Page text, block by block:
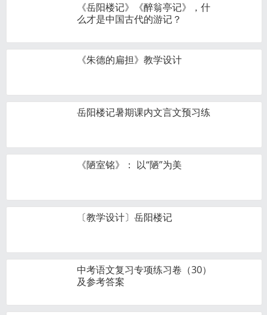
《岳阳楼记》《醉翁亭记》，什
么才是中国古代的游记？
《朱德的扁担》教学设计
岳阳楼记暑期课内文言文预习练
《陋室铭》： 以“陋”为美
〔教学设计〕岳阳楼记
中考语文复习专项练习卷（30）
及参考答案